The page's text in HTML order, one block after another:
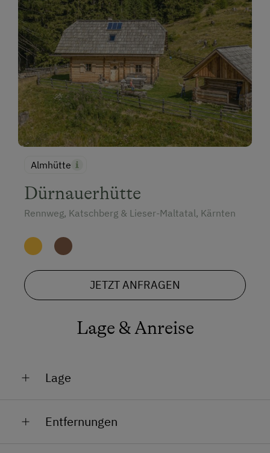
Almhütte
Dürnauerhütte
Rennweg, Katschberg & Lieser-Maltatal, Kärnten
JETZT ANFRAGEN
Lage & Anreise
Lage
Entfernungen